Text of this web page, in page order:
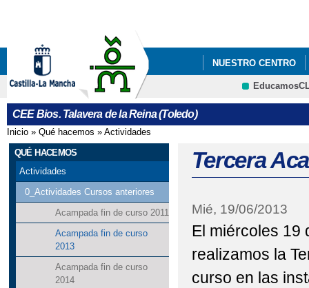
NUESTRO CENTRO
CEE Bios. Talavera de la Reina (Toledo)
Se encuentra usted aquí
Inicio » Qué hacemos » Actividades
QUÉ HACEMOS
Actividades
0_Actividades Cursos anteriores
Acampada fin de curso 2011
Acampada fin de curso
2013
Acampada fin de curso
2014
Tercera
Mié, 19/06/2013
El miércoles 19
realizamos la
curso en las